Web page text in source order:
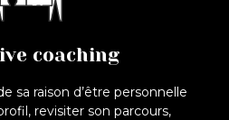
coaching
sa raison d’être personnelle
revisiter son parcours,